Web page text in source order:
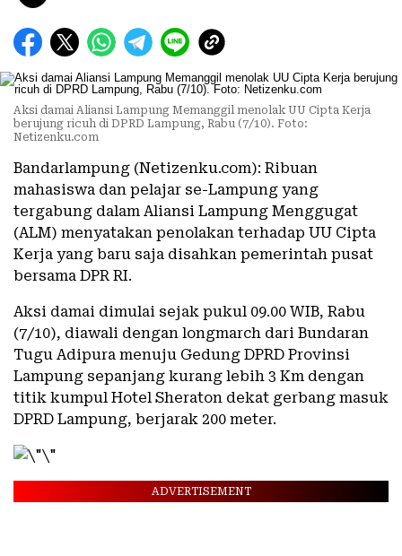
Aksi damai Aliansi Lampung Memanggil menolak UU Cipta Kerja
berujung ricuh di DPRD Lampung, Rabu (7/10). Foto:
Netizenku.com
Bandarlampung (Netizenku.com): Ribuan
mahasiswa dan pelajar se-Lampung yang
tergabung dalam Aliansi Lampung Menggugat
(ALM) menyatakan penolakan terhadap UU Cipta
Kerja yang baru saja disahkan pemerintah pusat
bersama DPR RI.
Aksi damai dimulai sejak pukul 09.00 WIB, Rabu
(7/10), diawali dengan longmarch dari Bundaran
Tugu Adipura menuju Gedung DPRD Provinsi
Lampung sepanjang kurang lebih 3 Km dengan
titik kumpul Hotel Sheraton dekat gerbang masuk
DPRD Lampung, berjarak 200 meter.
ADVERTISEMENT